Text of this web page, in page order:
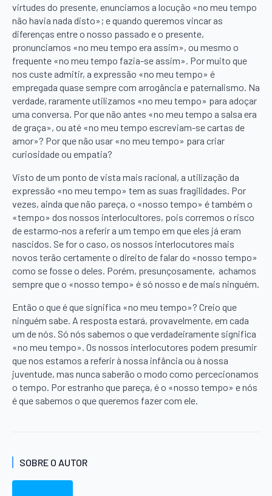
virtudes do presente, enunciamos a locução «no meu tempo
não havia nada disto»; e quando queremos vincar as
diferenças entre o nosso passado e o presente,
pronunciamos «no meu tempo era assim», ou mesmo o
frequente «no meu tempo fazia-se assim». Por muito que
nos custe admitir, a expressão «no meu tempo» é
empregada quase sempre com arrogância e paternalismo. Na
verdade, raramente utilizamos «no meu tempo» para adoçar
uma conversa. Por que não antes «no meu tempo a salsa era
de graça», ou até «no meu tempo escreviam-se cartas de
amor»? Por que não usar «no meu tempo» para criar
curiosidade ou empatia?
Visto de um ponto de vista mais racional, a utilização da
expressão «no meu tempo» tem as suas fragilidades. Por
vezes, ainda que não pareça, o «nosso tempo» é também o
«tempo» dos nossos interlocultores, pois corremos o risco
de estarmo-nos a referir a um tempo em que eles já eram
nascidos. Se for o caso, os nossos interlocutores mais
novos terão certamente o direito de falar do «nosso tempo»
como se fosse o deles. Porém, presunçosamente, achamos
sempre que o «nosso tempo» é só nosso e de mais ninguém.
Então o que é que significa «no meu tempo»? Creio que
ninguém sabe. A resposta estará, provavelmente, em cada
um de nós. Só nós sabemos o que verdadeiramente significa
«no meu tempo». Os nossos interlocutores podem presumir
que nos estamos a referir à nossa infância ou à nossa
juventude, mas nunca saberão o modo como percecionamos
o tempo. Por estranho que pareça, é o «nosso tempo» e nós
é que sabemos o que queremos fazer com ele.
SOBRE O AUTOR